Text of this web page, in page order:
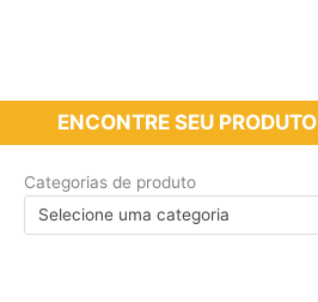
ENCONTRE SEU PRODUTO
Categorias de produto
Selecione uma categoria